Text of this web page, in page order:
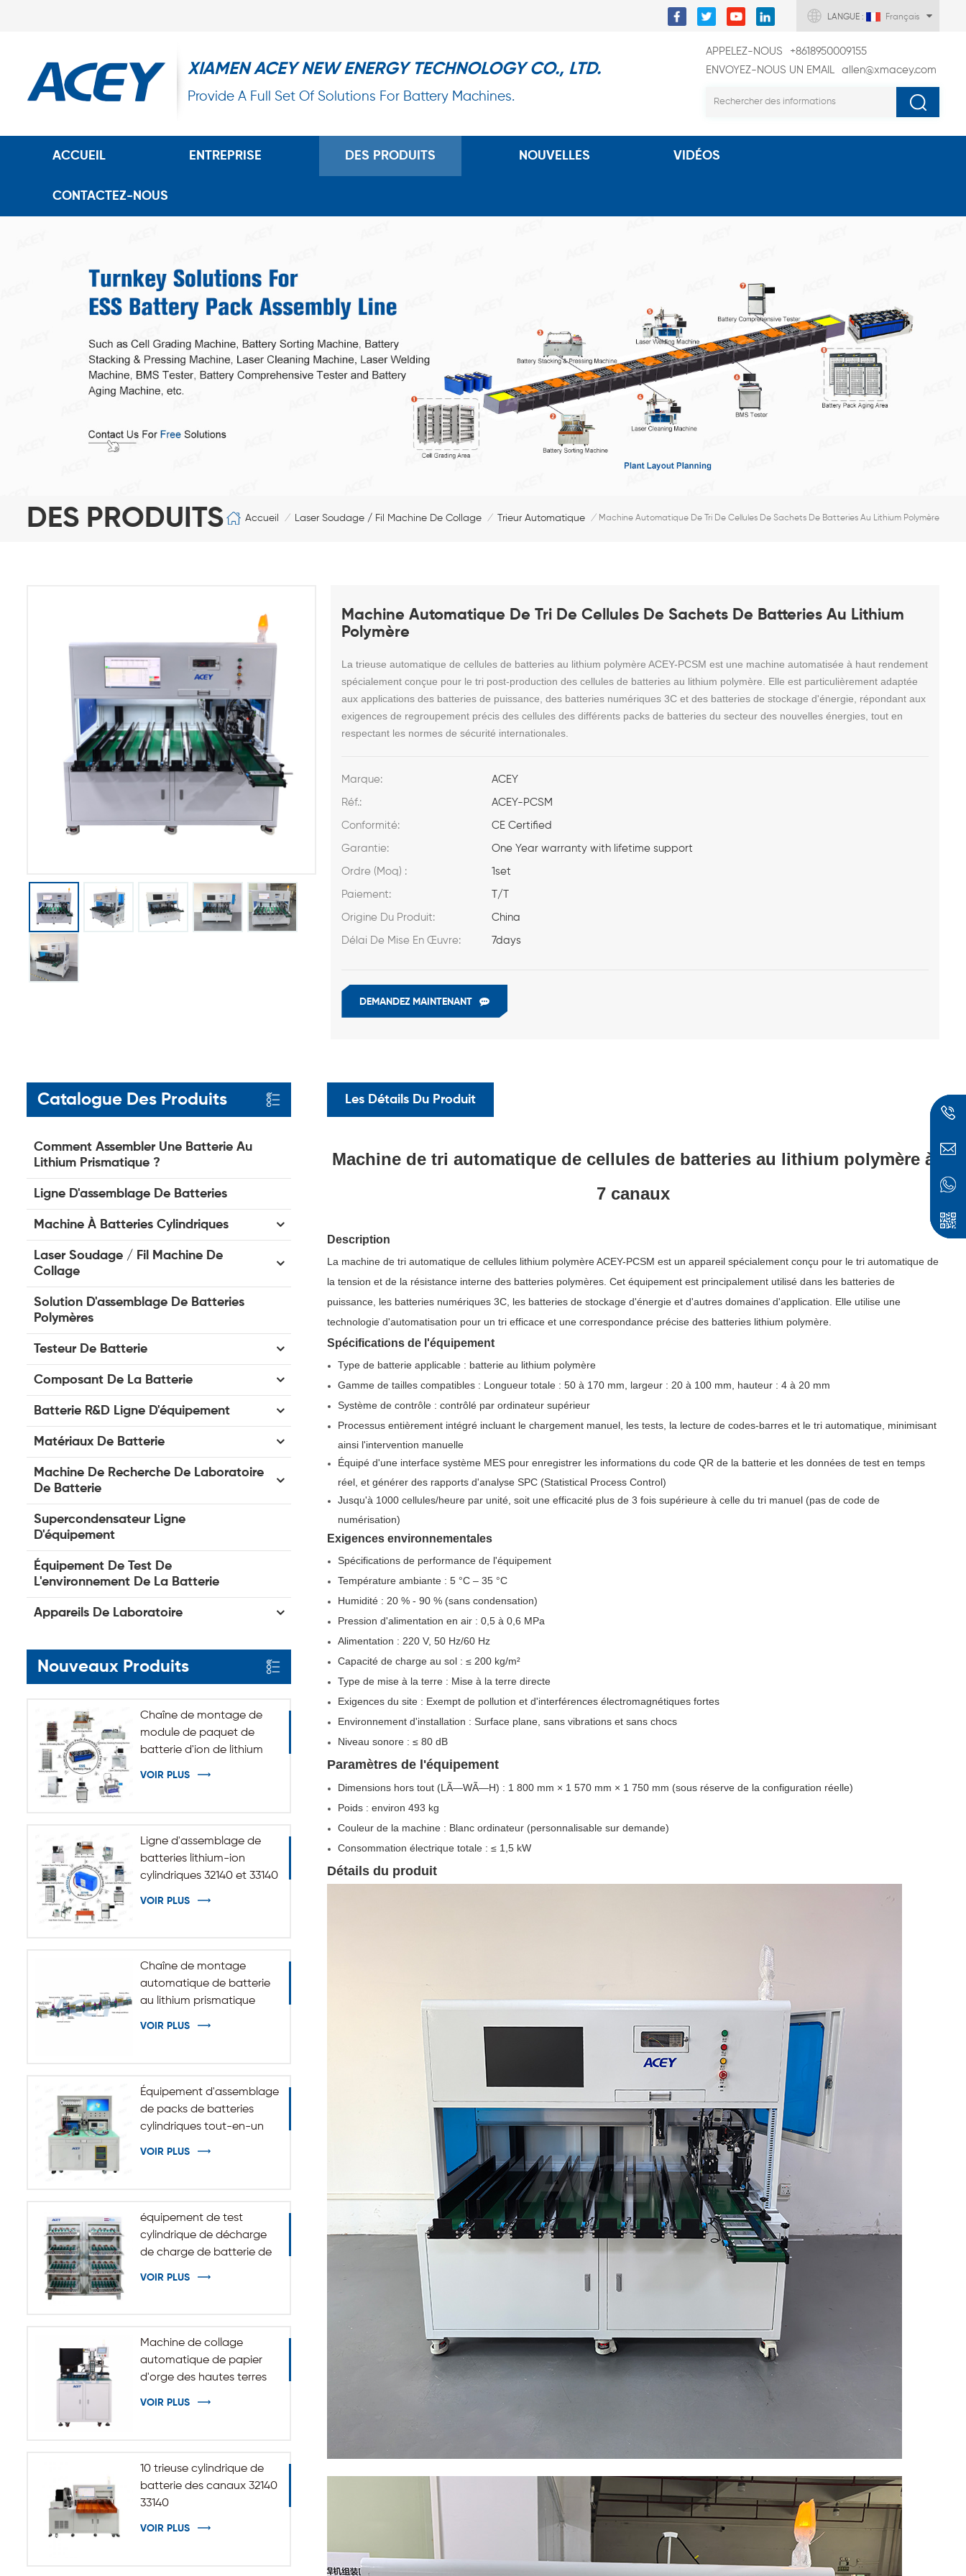
LANGUE : Français
XIAMEN ACEY NEW ENERGY TECHNOLOGY CO., LTD.
Provide A Full Set Of Solutions For Battery Machines.
APPELEZ-NOUS
+8618950009155
ENVOYEZ-NOUS UN EMAIL
allen@xmacey.com
ACCUEIL ENTREPRISE DES PRODUITS NOUVELLES VIDÉOS
CONTACTEZ-NOUS
DES PRODUITS Accueil / Laser Soudage / Fil Machine De Collage / Trieur Automatique / Machine Automatique De Tri De Cellules De Sachets De Batteries Au Lithium Polymère
Machine Automatique De Tri De Cellules De Sachets De Batteries Au Lithium
Polymère
La trieuse automatique de cellules de batteries au lithium polymère ACEY-PCSM est une machine automatisée à haut rendement
spécialement conçue pour le tri post-production des cellules de batteries au lithium polymère. Elle est particulièrement adaptée
aux applications des batteries de puissance, des batteries numériques 3C et des batteries de stockage d'énergie, répondant aux
exigences de regroupement précis des cellules des différents packs de batteries du secteur des nouvelles énergies, tout en
respectant les normes de sécurité internationales.
Marque: ACEY
Réf.: ACEY-PCSM
Conformité: CE Certified
Garantie: One Year warranty with lifetime support
Ordre (Moq) : 1set
Paiement: T/T
Origine Du Produit: China
Délai De Mise En Œuvre: 7days
DEMANDEZ MAINTENANT
Catalogue Des Produits
Comment Assembler Une Batterie Au
Lithium Prismatique ?
Ligne D'assemblage De Batteries
Machine À Batteries Cylindriques
Laser Soudage / Fil Machine De
Collage
Solution D'assemblage De Batteries
Polymères
Testeur De Batterie
Composant De La Batterie
Batterie R&D Ligne D'équipement
Matériaux De Batterie
Machine De Recherche De Laboratoire
De Batterie
Supercondensateur Ligne
D'équipement
Équipement De Test De
L'environnement De La Batterie
Appareils De Laboratoire
Nouveaux Produits
Chaîne de montage de
module de paquet de
batterie d'ion de lithium
VOIR PLUS
Ligne d'assemblage de
batteries lithium-ion
cylindriques 32140 et 33140
VOIR PLUS
Chaîne de montage
automatique de batterie
au lithium prismatique
VOIR PLUS
Équipement d'assemblage
de packs de batteries
cylindriques tout-en-un
VOIR PLUS
équipement de test
cylindrique de décharge
de charge de batterie de
VOIR PLUS
Machine de collage
automatique de papier
d'orge des hautes terres
VOIR PLUS
10 trieuse cylindrique de
batterie des canaux 32140
33140
VOIR PLUS
Les Détails Du Produit
Machine de tri automatique de cellules de batteries au lithium polymère à
7 canaux
Description
La machine de tri automatique de cellules lithium polymère ACEY-PCSM est un appareil spécialement conçu pour le tri automatique de
la tension et de la résistance interne des batteries polymères. Cet équipement est principalement utilisé dans les batteries de
puissance, les batteries numériques 3C, les batteries de stockage d'énergie et d'autres domaines d'application. Elle utilise une
technologie d'automatisation pour un tri efficace et une correspondance précise des batteries lithium polymère.
Spécifications de l'équipement
Type de batterie applicable : batterie au lithium polymère
Gamme de tailles compatibles : Longueur totale : 50 à 170 mm, largeur : 20 à 100 mm, hauteur : 4 à 20 mm
Système de contrôle : contrôlé par ordinateur supérieur
Processus entièrement intégré incluant le chargement manuel, les tests, la lecture de codes-barres et le tri automatique, minimisant
ainsi l'intervention manuelle
Équipé d'une interface système MES pour enregistrer les informations du code QR de la batterie et les données de test en temps
réel, et générer des rapports d'analyse SPC (Statistical Process Control)
Jusqu'à 1000 cellules/heure par unité, soit une efficacité plus de 3 fois supérieure à celle du tri manuel (pas de code de
numérisation)
Exigences environnementales
Spécifications de performance de l'équipement
Température ambiante : 5 °C – 35 °C
Humidité : 20 % - 90 % (sans condensation)
Pression d'alimentation en air : 0,5 à 0,6 MPa
Alimentation : 220 V, 50 Hz/60 Hz
Capacité de charge au sol : ≤ 200 kg/m²
Type de mise à la terre : Mise à la terre directe
Exigences du site : Exempt de pollution et d'interférences électromagnétiques fortes
Environnement d'installation : Surface plane, sans vibrations et sans chocs
Niveau sonore : ≤ 80 dB
Paramètres de l'équipement
Dimensions hors tout (LÃ—WÃ—H) : 1 800 mm × 1 570 mm × 1 750 mm (sous réserve de la configuration réelle)
Poids : environ 493 kg
Couleur de la machine : Blanc ordinateur (personnalisable sur demande)
Consommation électrique totale : ≤ 1,5 kW
Détails du produit